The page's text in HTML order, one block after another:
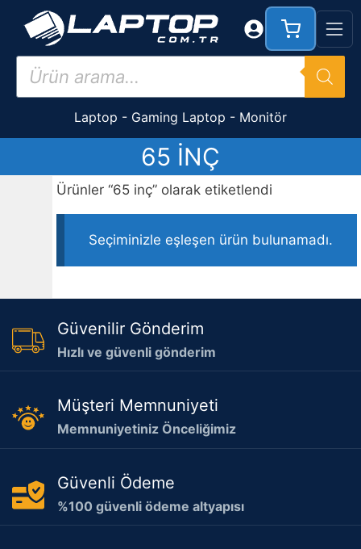
İçeriğe
Products
search
Laptop - Gaming Laptop - Monitör
65 INÇ
Ürünler “65 inç” olarak etiketlendi
Seçiminizle eşleşen ürün bulunamadı.
Güvenilir Gönderim
Hızlı ve güvenli gönderim
Müşteri Memnuniyeti
Memnuniyetiniz Önceliğimiz
Güvenli Ödeme
%100 güvenli ödeme altyapısı